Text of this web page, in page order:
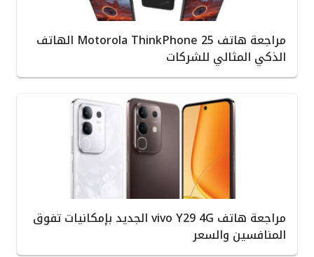
مراجعة هاتف Motorola ThinkPhone 25 الهاتف
الذكي المثالي للشركات
مراجعة هاتف vivo Y29 4G الجديد بإمكانيات تفوق
المنافسين والسعر